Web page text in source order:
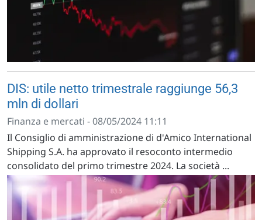
DIS: utile netto trimestrale raggiunge 56,3
mln di dollari
Finanza e mercati - 08/05/2024 11:11
Il Consiglio di amministrazione di d'Amico International
Shipping S.A. ha approvato il resoconto intermedio
consolidato del primo trimestre 2024. La società ...